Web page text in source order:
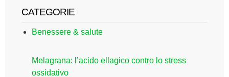
CATEGORIE
Benessere & salute
Melagrana: l’acido ellagico contro lo stress
ossidativo